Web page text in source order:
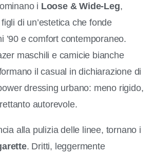
i Loose & Wide-Leg,
di un’estetica che fonde
’90 e comfort contemporaneo.
maschili e camicie bianche
il casual in dichiarazione di
dressing urbano: meno rigido,
autorevole.
alla pulizia delle linee, tornano i
. Dritti, leggermente